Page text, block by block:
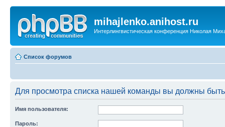
mihajlenko.anihost.ru
Интерлингвистическая конференция Николая
Список форумов
Для просмотра списка нашей команды вы должны
Имя пользователя:
Пароль: